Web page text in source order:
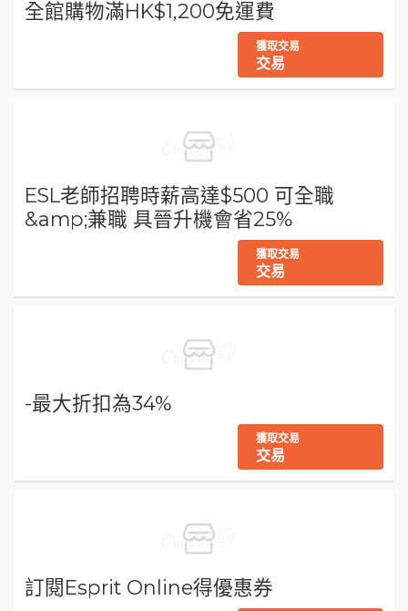
全館購物滿HK$1,200免運費
獲取交易
交易
ESL老師招聘時薪高達$500 可全職
&amp;兼職 具晉升機會省25%
獲取交易
交易
-最大折扣為34%
獲取交易
交易
訂閱Esprit Online得優惠券